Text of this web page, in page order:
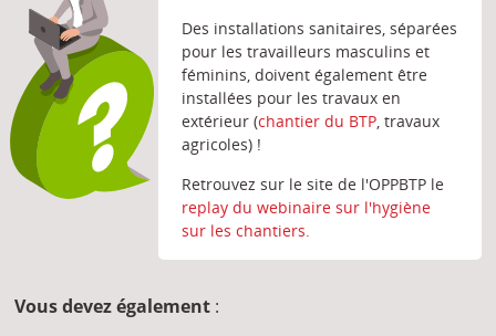
Des installations sanitaires, séparées
pour les travailleurs masculins et
féminins, doivent également être
installées pour les travaux en
extérieur (chantier du BTP, travaux
agricoles) !
Retrouvez sur le site de l'OPPBTP le
replay du webinaire sur l'hygiène
sur les chantiers.
Vous devez également :